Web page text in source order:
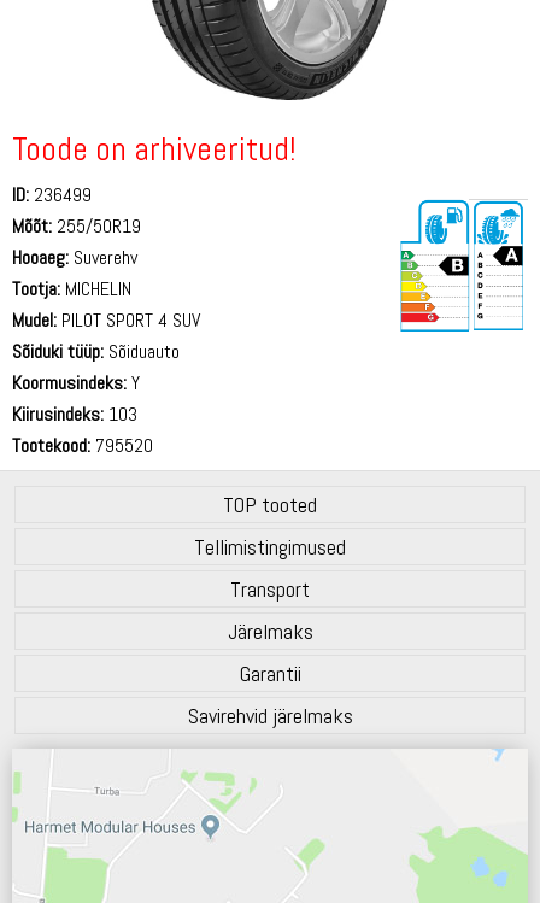
Toode on arhiveeritud!
ID: 236499
Mõõt: 255/50R19
Hooaeg: Suverehv
Tootja: MICHELIN
Mudel: PILOT SPORT 4 SUV
Sõiduki tüüp: Sõiduauto
Koormusindeks:Y
Kiirusindeks: 103
Tootekood: 795520
TOP tooted
Tellimistingimused
Transport
Järelmaks
Garantii
Savirehvid järelmaks